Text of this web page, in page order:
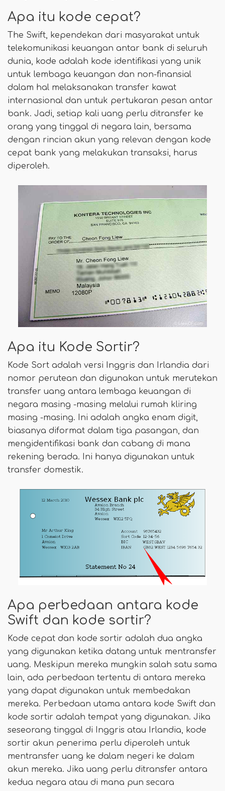
Apa itu kode cepat?
The Swift, kependekan dari masyarakat untuk
telekomunikasi keuangan antar bank di seluruh
dunia, kode adalah kode identifikasi yang unik
untuk lembaga keuangan dan non-finansial
dalam hal melaksanakan transfer kawat
internasional dan untuk pertukaran pesan antar
bank. Jadi, setiap kali uang perlu ditransfer ke
orang yang tinggal di negara lain, bersama
dengan rincian akun yang relevan dengan kode
cepat bank yang melakukan transaksi, harus
diperoleh.
Apa itu Kode Sortir?
Kode Sort adalah versi Inggris dan Irlandia dari
nomor perutean dan digunakan untuk merutekan
transfer uang antara lembaga keuangan di
negara masing -masing melalui rumah kliring
masing -masing. Ini adalah angka enam digit,
biasanya diformat dalam tiga pasangan, dan
mengidentifikasi bank dan cabang di mana
rekening berada. Ini hanya digunakan untuk
transfer domestik.
Apa perbedaan antara kode
Swift dan kode sortir?
Kode cepat dan kode sortir adalah dua angka
yang digunakan ketika datang untuk mentransfer
uang. Meskipun mereka mungkin salah satu sama
lain, ada perbedaan tertentu di antara mereka
yang dapat digunakan untuk membedakan
mereka. Perbedaan utama antara kode Swift dan
kode sortir adalah tempat yang digunakan. Jika
seseorang tinggal di Inggris atau Irlandia, kode
sortir akun penerima perlu diperoleh untuk
mentransfer uang ke dalam negeri ke dalam
akun mereka. Jika uang perlu ditransfer antara
kedua negara atau di mana pun secara